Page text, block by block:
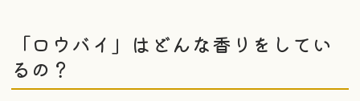
「ロウバイ」はどんな香りをしてい
るの？